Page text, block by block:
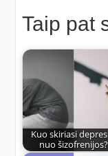
Taip pat
Kuo skiriasi
nuo šizofrenijos?